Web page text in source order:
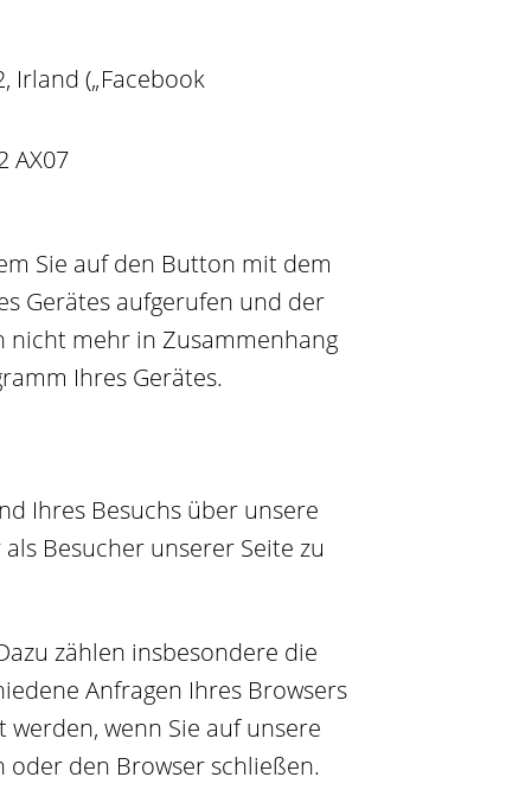
Irland („Facebook
AX07
Sie auf den Button mit dem
Gerätes aufgerufen und der
nicht mehr in Zusammenhang
Ihres Gerätes.
Ihres Besuchs über unsere
Besucher unserer Seite zu
zählen insbesondere die
Anfragen Ihres Browsers
wenn Sie auf unsere
oder den Browser schließen.